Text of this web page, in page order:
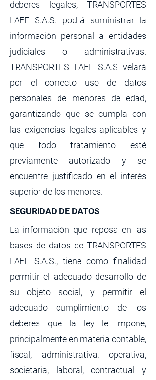
deberes legales, TRANSPORTES
LAFE S.A.S. podrá suministrar la
información personal a entidades
judiciales o administrativas.
TRANSPORTES LAFE S.A.S velará
por el correcto uso de datos
personales de menores de edad,
garantizando que se cumpla con
las exigencias legales aplicables y
que todo tratamiento esté
previamente autorizado y se
encuentre justificado en el interés
superior de los menores.
SEGURIDAD DE DATOS
La información que reposa en las
bases de datos de TRANSPORTES
LAFE S.A.S., tiene como finalidad
permitir el adecuado desarrollo de
su objeto social, y permitir el
adecuado cumplimiento de los
deberes que la ley le impone,
principalmente en materia contable,
fiscal, administrativa, operativa,
societaria, laboral, contractual y